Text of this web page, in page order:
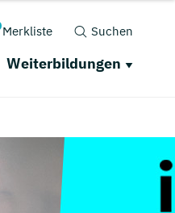
Merkliste Suchen
Weiterbildungen